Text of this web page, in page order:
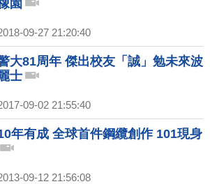
園
09-27 21:20:40
大81周年 傑出校友「誠」勉未來波
士
09-02 21:55:40
年有成 全球首件鋼纜創作 101現身
09-12 21:56:08